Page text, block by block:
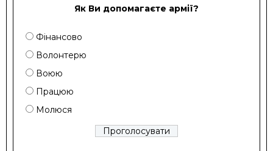
Як Ви допомагаєте армії?
Фінансово
Волонтерю
Воюю
Працюю
Молюся